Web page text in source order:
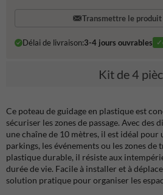
Transmettre le
Délai de livraison:3-4 jours ouvrables
Kit de 4
Ce poteau de guidage en plastique est
sécuriser les zones de passage. Avec des
une chaîne de 10 mètres, il est idéal
parkings, les événements ou les zones de
plastique durable, il résiste aux
durée de vie. Facile à installer et à
solution pratique pour organiser les